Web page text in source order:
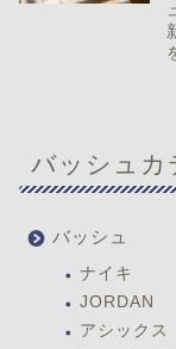
バッシュカ
バッシュ
ナイキ
JORDAN
アシックス